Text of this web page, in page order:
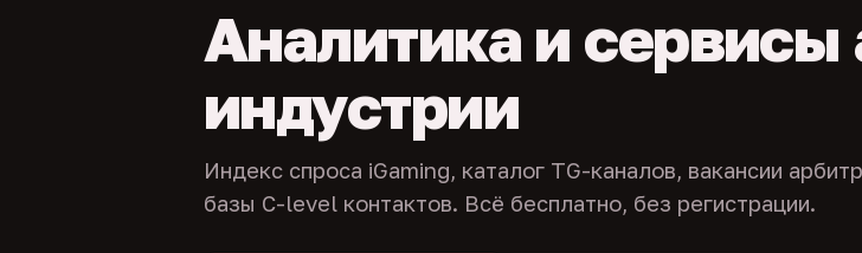
Аналитика и
индустрии
Индекс спроса iGaming, каталог TG-каналов, вакансии
базы C-level контактов. Всё бесплатно, без регистрации.